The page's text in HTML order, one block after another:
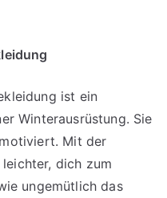
ist ein
Winterausrüstung. Sie
Mit der
dich zum
ungemütlich das